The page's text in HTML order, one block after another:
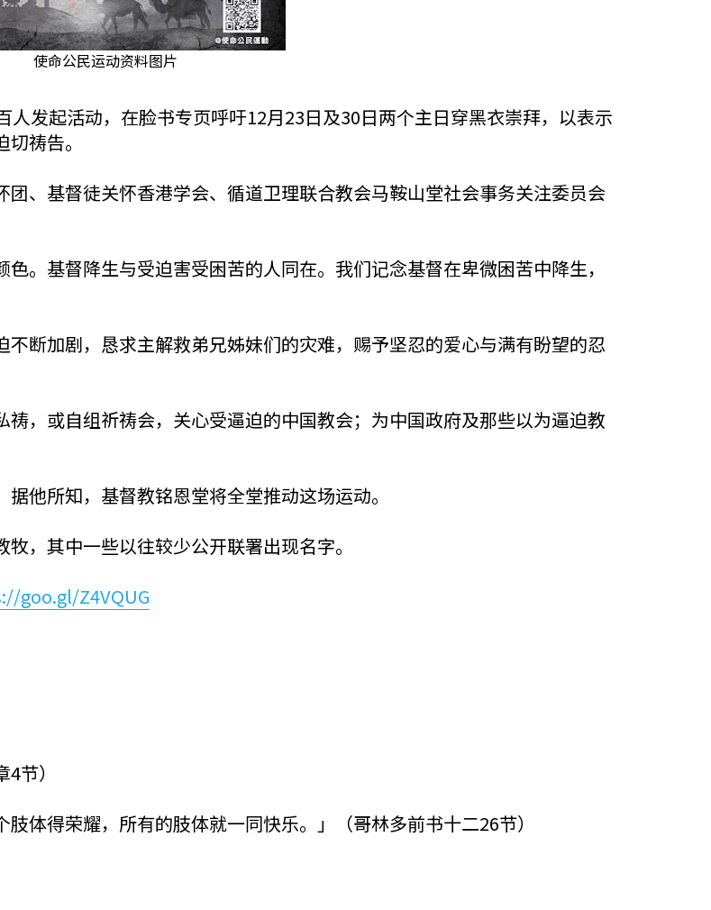
使命公民运动资料图片
发起活动，在脸书专页呼吁12月23日及30日两个主日穿黑衣崇拜，以表示
祷告。
、基督徒关怀香港学会、循道卫理联合教会马鞍山堂社会事务关注委员会
。基督降生与受迫害受困苦的人同在。我们记念基督在卑微困苦中降生，
断加剧，恳求主解救弟兄姊妹们的灾难，赐予坚忍的爱心与满有盼望的忍
，或自组祈祷会，关心受逼迫的中国教会；为中国政府及那些以为逼迫教
他所知，基督教铭恩堂将全堂推动这场运动。
，其中一些以往较少公开联署出现名字。
goo.gl/Z4VQUG
节）
体得荣耀，所有的肢体就一同快乐。」（哥林多前书十二26节）